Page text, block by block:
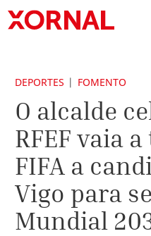
DEPORTES FOMENTO
O alcalde
RFEF vaia
FIFA a
Vigo para
Mundial